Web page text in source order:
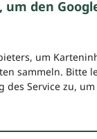
den
um
sammeln. Bitte
Service zu,